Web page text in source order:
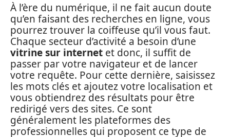
À l’ère du numérique, il ne fait aucun doute
qu’en faisant des recherches en ligne, vous
pourrez trouver la coiffeuse qu’il vous faut.
Chaque secteur d’activité a besoin d’une
vitrine sur internet et donc, il suffit de
passer par votre navigateur et de lancer
votre requête. Pour cette dernière, saisissez
les mots clés et ajoutez votre localisation et
vous obtiendrez des résultats pour être
redirigé vers des sites. Ce sont
généralement les plateformes des
professionnelles qui proposent ce type de